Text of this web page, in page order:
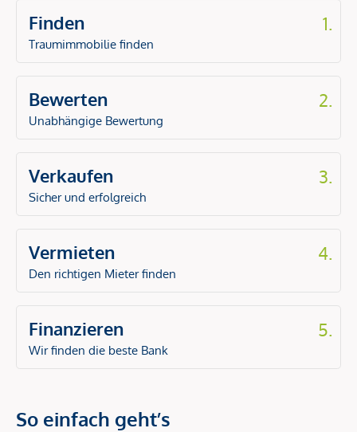
Finden
Traumimmobilie finden
1.
Bewerten
Unabhängige Bewertung
2.
Verkaufen
Sicher und erfolgreich
3.
Vermieten
Den richtigen Mieter finden
4.
Finanzieren
Wir finden die beste Bank
5.
So einfach geht’s